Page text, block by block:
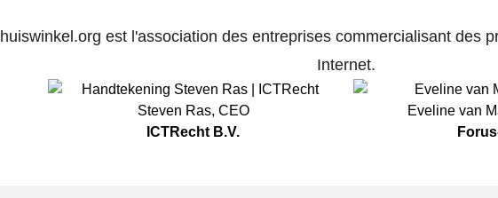
est l'association des entreprises commercialisant des
Internet.
Steven Ras, CEO
ICTRecht B.V.
Eveline van